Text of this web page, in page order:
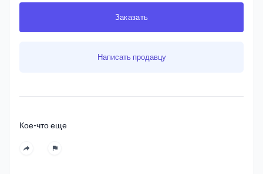
Заказать
Написать продавцу
Кое-что еще